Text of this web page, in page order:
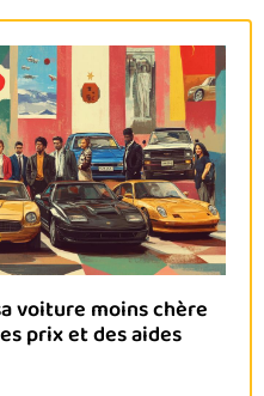
voiture moins chère
prix et des aides